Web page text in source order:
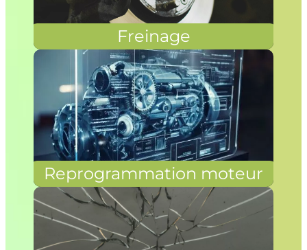
Freinage
Reprogrammation moteur